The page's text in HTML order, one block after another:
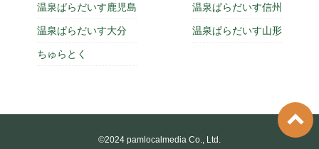
温泉ぱらだいす鹿児島
温泉ぱらだいす大分
ちゅらとく
温泉ぱらだいす信州
温泉ぱらだいす山形
©2024 pamlocalmedia Co., Ltd.